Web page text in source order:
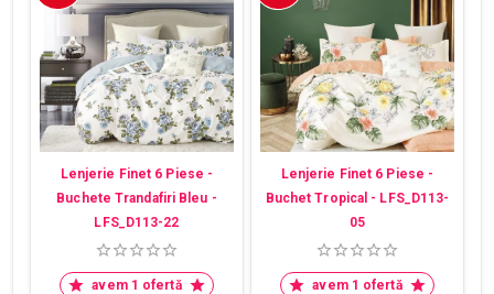
Lenjerie Finet 6 Piese -
Buchete Trandafiri Bleu -
LFS_D113-22
avem 1 ofertă
Lenjerie Finet 6 Piese -
Buchet Tropical - LFS_D113-
05
avem 1 ofertă